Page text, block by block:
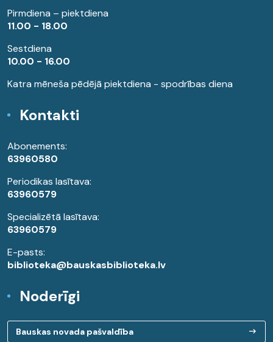
Pirmdiena – piektdiena
11.00 - 18.00
Sestdiena
10.00 - 16.00
Katra mēneša pēdējā piektdiena - spodrības diena
Kontakti
Abonements:
63960580
Periodikas lasītava:
63960579
Specializētā lasītava:
63960579
E-pasts:
biblioteka@bauskasbiblioteka.lv
Noderīgi
Bauskas novada pašvaldība